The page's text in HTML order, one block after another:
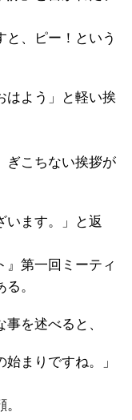
と、ピー！という
はよう」と軽い挨
ぎこちない挨拶が
います。」と返
』第一回ミーティ
。
を述べると、
始まりですね。」